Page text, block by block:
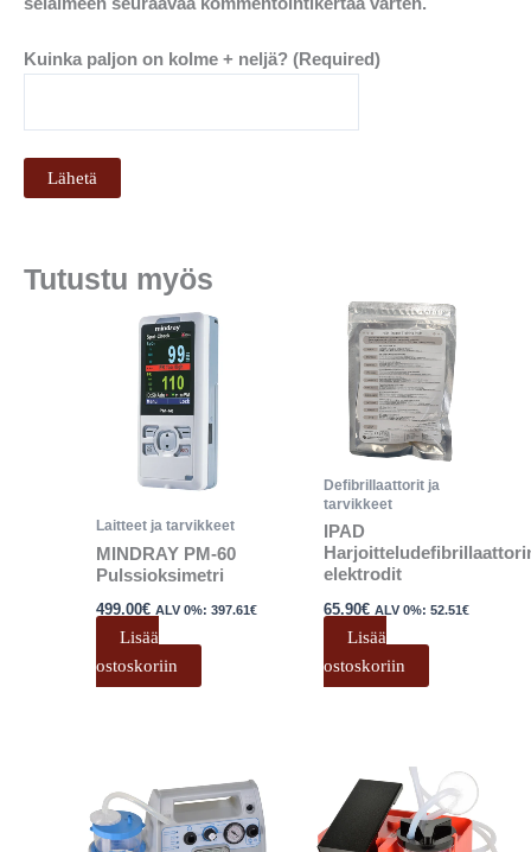
Kuinka paljon on kolme + neljä? (Required)
Tutustu myös
Laitteet ja tarvikkeet
MINDRAY PM-60
Pulssioksimetri
499.00€ ALV 0%:397.61€
Lisää
ostoskoriin
Defibrillaattorit ja
tarvikkeet
IPAD
elektrodit
65.90€ ALV 0%:52.51€
Lisää
ostoskoriin
-
599.00€
tuotteella
on
useampi